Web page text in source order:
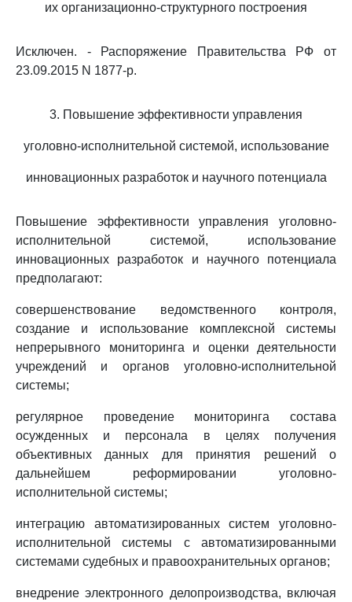
их организационно-структурного построения
Исключен. - Распоряжение Правительства РФ от
23.09.2015 N 1877-р.
3. Повышение эффективности управления
уголовно-исполнительной системой, использование
инновационных разработок и научного потенциала
Повышение эффективности управления уголовно-
исполнительной системой, использование
инновационных разработок и научного потенциала
предполагают:
совершенствование ведомственного контроля,
создание и использование комплексной системы
непрерывного мониторинга и оценки деятельности
учреждений и органов уголовно-исполнительной
системы;
регулярное проведение мониторинга состава
осужденных и персонала в целях получения
объективных данных для принятия решений о
дальнейшем реформировании уголовно-
исполнительной системы;
интеграцию автоматизированных систем уголовно-
исполнительной системы с автоматизированными
системами судебных и правоохранительных органов;
внедрение электронного делопроизводства, включая